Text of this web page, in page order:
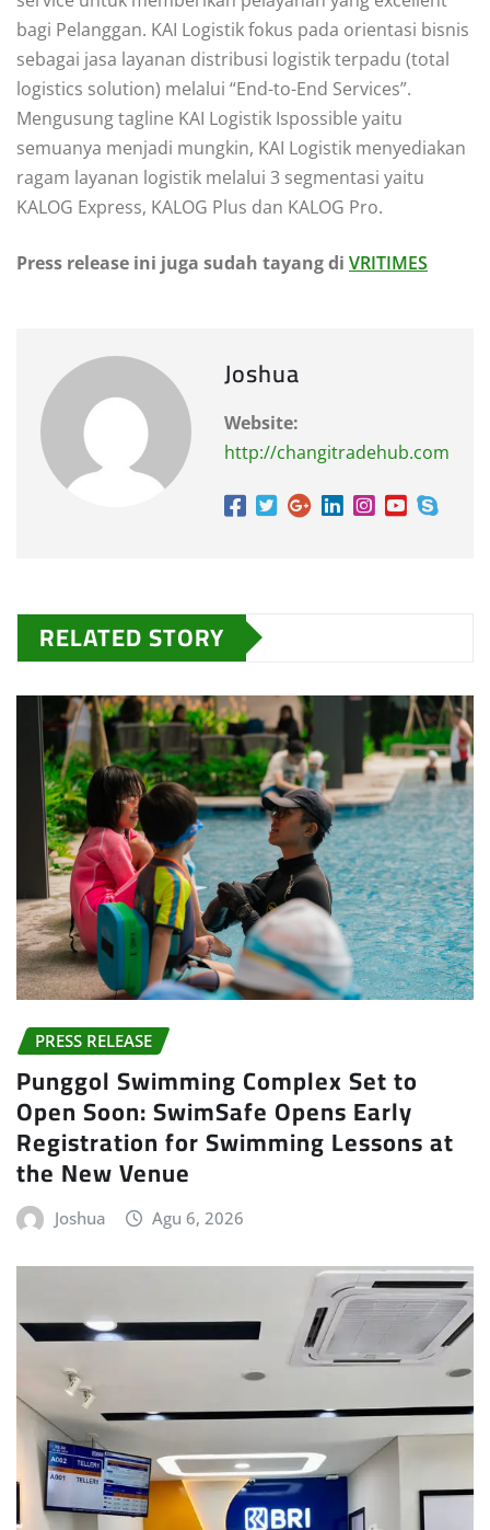
bagi Pelanggan. KAI Logistik fokus pada orientasi bisnis
sebagai jasa layanan distribusi logistik terpadu (total
logistics solution) melalui “End-to-End Services”.
Mengusung tagline KAI Logistik Ispossible yaitu
semuanya menjadi mungkin, KAI Logistik menyediakan
ragam layanan logistik melalui 3 segmentasi yaitu
KALOG Express, KALOG Plus dan KALOG Pro.
Press release ini juga sudah tayang di VRITIMES
Joshua
Website:
http://changitradehub.com
RELATED STORY
PRESS RELEASE
Punggol Swimming Complex Set to
Open Soon: SwimSafe Opens Early
Registration for Swimming Lessons at
the New Venue
Joshua Agu 6, 2026